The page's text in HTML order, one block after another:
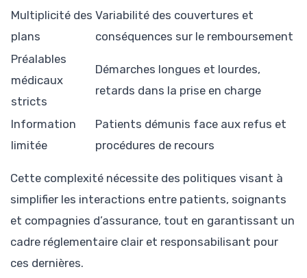
Multiplicité des
plans
Variabilité des couvertures et
conséquences sur le remboursement
Préalables
médicaux
stricts
Démarches longues et lourdes,
retards dans la prise en charge
Information
limitée
Patients démunis face aux refus et
procédures de recours
Cette complexité nécessite des politiques visant à
simplifier les interactions entre patients, soignants
et compagnies d’assurance, tout en garantissant un
cadre réglementaire clair et responsabilisant pour
ces dernières.